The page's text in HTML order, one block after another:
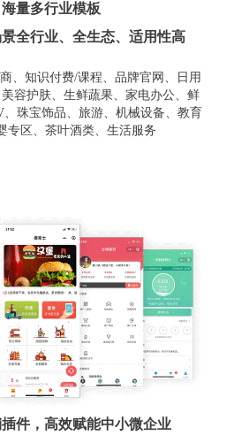
海量多行业模板
全行业、全生态、适用性高
、知识付费/课程、品牌官网、日用
容护肤、生鲜蔬果、家电办公、鲜
珠宝饰品、旅游、机械设备、教育
专区、茶叶酒类、生活服务
件，高效赋能中小微企业